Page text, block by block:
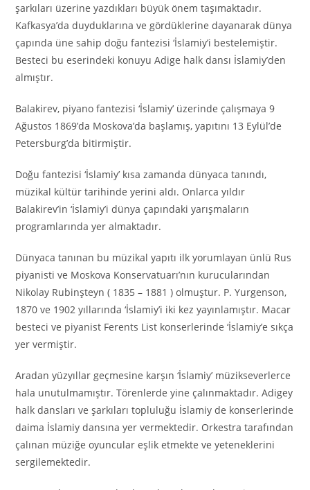
şarkıları üzerine yazdıkları büyük önem taşımaktadır.
Kafkasya’da duyduklarına ve gördüklerine dayanarak dünya
çapında üne sahip doğu fantezisi ‘İslamiy’i bestelemiştir.
Besteci bu eserindeki konuyu Adige halk dansı İslamiy’den
almıştır.
Balakirev, piyano fantezisi ‘İslamiy’ üzerinde çalışmaya 9
Ağustos 1869’da Moskova’da başlamış, yapıtını 13 Eylül’de
Petersburg’da bitirmiştir.
Doğu fantezisi ‘İslamiy’ kısa zamanda dünyaca tanındı,
müzikal kültür tarihinde yerini aldı. Onlarca yıldır
Balakirev’in ‘İslamiy’i dünya çapındaki yarışmaların
programlarında yer almaktadır.
Dünyaca tanınan bu müzikal yapıtı ilk yorumlayan ünlü Rus
piyanisti ve Moskova Konservatuarı’nın kurucularından
Nikolay Rubinşteyn ( 1835 – 1881 ) olmuştur. P. Yurgenson,
1870 ve 1902 yıllarında ‘İslamiy’i iki kez yayınlamıştır. Macar
besteci ve piyanist Ferents List konserlerinde ‘İslamiy’e sıkça
yer vermiştir.
Aradan yüzyıllar geçmesine karşın ‘İslamiy’ müzikseverlerce
hala unutulmamıştır. Törenlerde yine çalınmaktadır. Adigey
halk dansları ve şarkıları topluluğu İslamiy de konserlerinde
daima İslamiy dansına yer vermektedir. Orkestra tarafından
çalınan müziğe oyuncular eşlik etmekte ve yeteneklerini
sergilemektedir.